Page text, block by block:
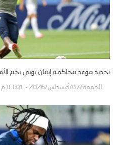
تحديد موعد محاكمة إيفان توني نجم
الجمعة/07/أغسطس/2026 - 03:01 م